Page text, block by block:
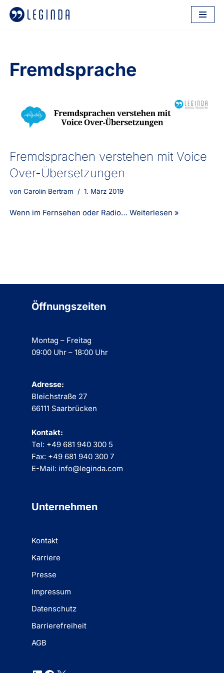
Fremdsprache
Fremdsprachen verstehen mit Voice
Over-Übersetzungen
vonCarolin Bertram 1. März 2019
Wenn im Fernsehen oder Radio…Weiterlesen »
Öffnungszeiten
Montag – Freitag
09:00 Uhr – 18:00 Uhr
Adresse:
Bleichstraße 27
66111 Saarbrücken
Kontakt:
Tel: +49 681 940 300 5
Fax: +49 681 940 300 7
E-Mail: info@leginda.com
Unternehmen
Kontakt
Karriere
Presse
Impressum
Datenschutz
Barrierefreiheit
AGB